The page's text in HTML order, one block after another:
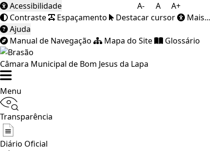
A- A A+
Acessibilidade
Contraste
Espaçamento Destacar cursor
Mais...
Ajuda
Manual de Navegação
Mapa do Site Glossário
Câmara Municipal de Bom Jesus da Lapa
Menu
Transparência
Diário Oficial